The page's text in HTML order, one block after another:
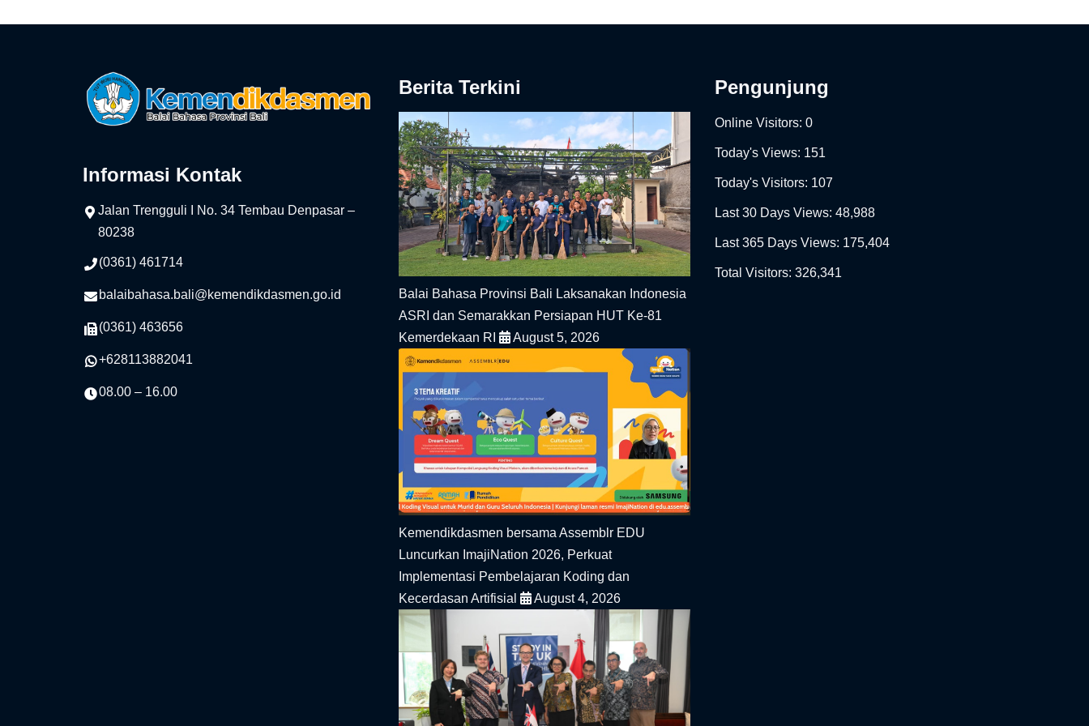
Informasi Kontak
Jalan Trengguli I No. 34 Tembau Denpasar –
80238
(0361) 461714
balaibahasa.bali@kemendikdasmen.go.id
(0361) 463656
+628113882041
08.00 – 16.00
Berita Terkini
Balai Bahasa Provinsi Bali Laksanakan Indonesia
ASRI dan Semarakkan Persiapan HUT Ke-81
Kemerdekaan RI
August 5, 2026
Kemendikdasmen bersama Assemblr EDU
Luncurkan ImajiNation 2026, Perkuat
Implementasi Pembelajaran Koding dan
Kecerdasan Artifisial
August 4, 2026
Pengunjung
Online Visitors: 0
Today's Views: 151
Today's Visitors: 107
Last 30 Days Views: 48,988
Last 365 Days Views: 175,404
Total Visitors: 326,341